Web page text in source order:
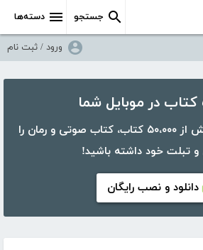
دسته‌ها جستجو
ورود / ثبت نام
با اپلیکیشن کتابراه، بیش از ۵۰،۰۰۰ کتاب، کتاب صوتی و رمان را
و تبلت خود داشته باشید!
دانلود و نصب رایگان